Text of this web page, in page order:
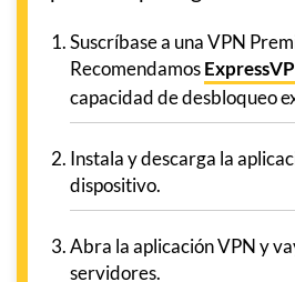
Suscríbase a una VPN
Recomendamos
capacidad de desbloqueo
Instala y descarga la
dispositivo.
Abra la aplicación VPN y
servidores.